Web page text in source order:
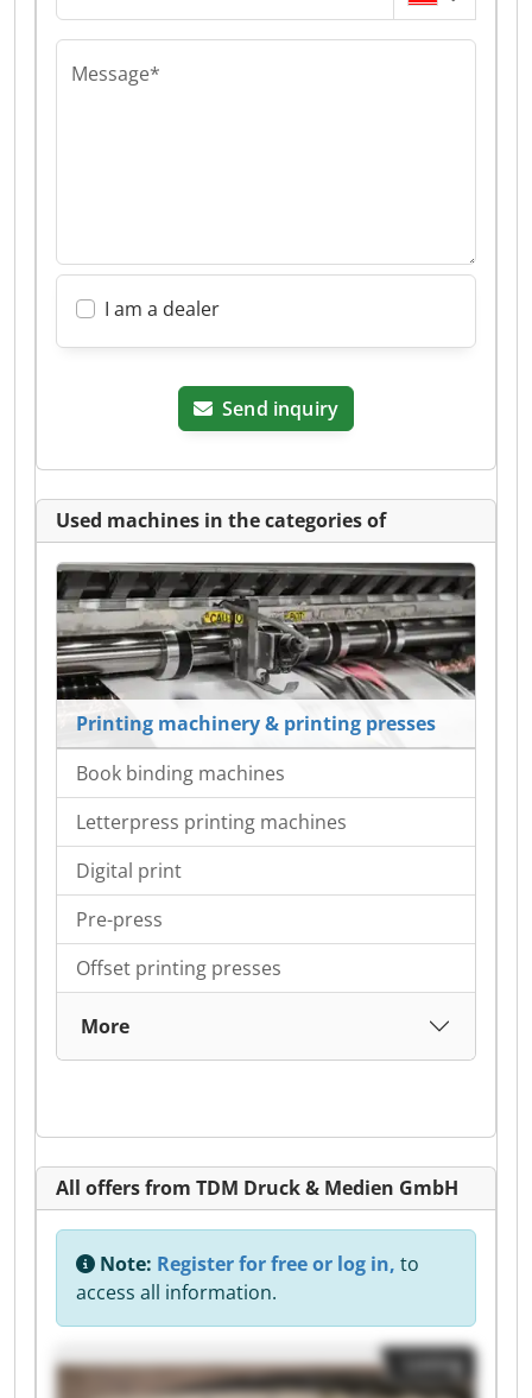
Message*
I am a dealer
Send inquiry
Used machines in the categories of
Printing machinery & printing presses
Book binding machines
Letterpress printing machines
Digital print
Pre-press
Offset printing presses
More
All offers from TDM Druck & Medien GmbH
Note: Register for free or log in, to
access all information.
Listing